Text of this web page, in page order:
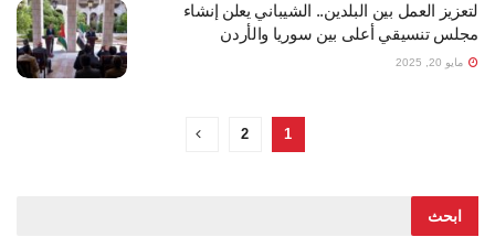
لتعزيز العمل بين البلدين.. الشيباني يعلن إنشاء
مجلس تنسيقي أعلى بين سوريا والأردن
مايو 20, 2025
1
2
ابحث